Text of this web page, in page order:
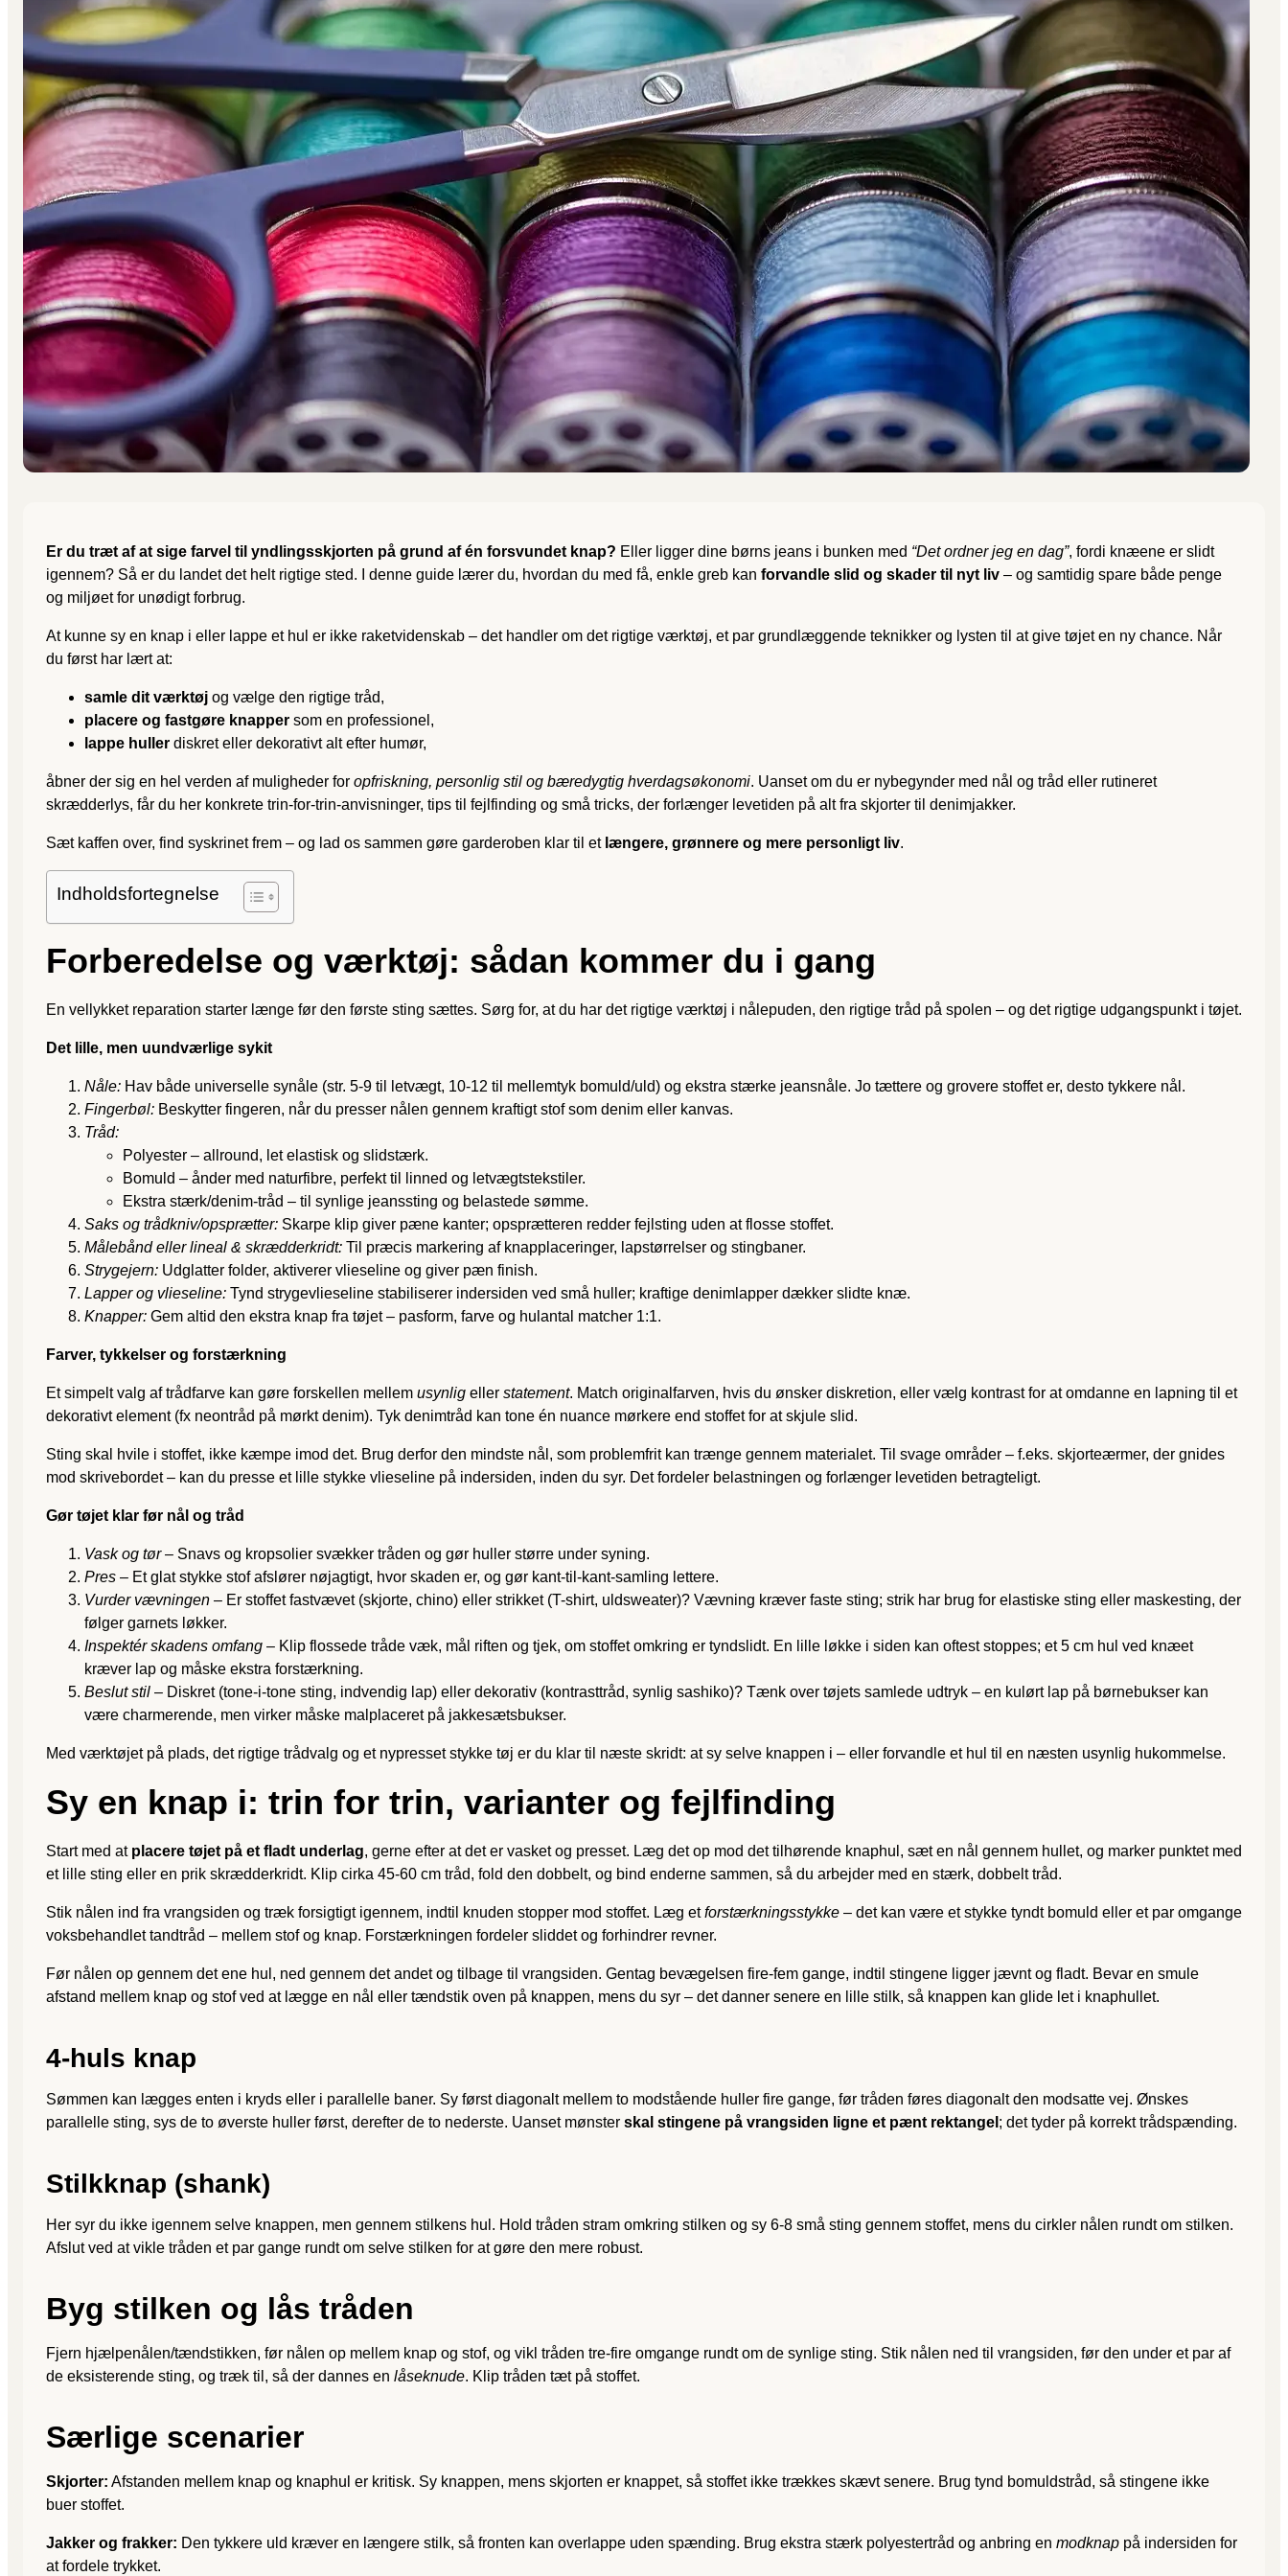
Er du træt af at sige farvel til yndlingsskjorten på grund af én forsvundet knap? Eller ligger dine børns jeans i bunken med “Det ordner jeg en dag”, fordi knæene er slidt
igennem? Så er du landet det helt rigtige sted. I denne guide lærer du, hvordan du med få, enkle greb kan forvandle slid og skader til nyt liv – og samtidig spare både penge
og miljøet for unødigt forbrug.
At kunne sy en knap i eller lappe et hul er ikke raketvidenskab – det handler om det rigtige værktøj, et par grundlæggende teknikker og lysten til at give tøjet en ny chance. Når
du først har lært at:
samle dit værktøj og vælge den rigtige tråd,
placere og fastgøre knapper som en professionel,
lappe huller diskret eller dekorativt alt efter humør,
åbner der sig en hel verden af muligheder for opfriskning, personlig stil og bæredygtig hverdagsøkonomi. Uanset om du er nybegynder med nål og tråd eller rutineret
skrædderlys, får du her konkrete trin-for-trin-anvisninger, tips til fejlfinding og små tricks, der forlænger levetiden på alt fra skjorter til denimjakker.
Sæt kaffen over, find syskrinet frem – og lad os sammen gøre garderoben klar til et længere, grønnere og mere personligt liv.
Indholdsfortegnelse
Forberedelse og værktøj: sådan kommer du i gang
En vellykket reparation starter længe før den første sting sættes. Sørg for, at du har det rigtige værktøj i nålepuden, den rigtige tråd på spolen – og det rigtige udgangspunkt i tøjet.
Det lille, men uundværlige sykit
Nåle: Hav både universelle synåle (str. 5-9 til letvægt, 10-12 til mellemtyk bomuld/uld) og ekstra stærke jeansnåle. Jo tættere og grovere stoffet er, desto tykkere nål.
Fingerbøl: Beskytter fingeren, når du presser nålen gennem kraftigt stof som denim eller kanvas.
Tråd:
Polyester – allround, let elastisk og slidstærk.
Bomuld – ånder med naturfibre, perfekt til linned og letvægtstekstiler.
Ekstra stærk/denim-tråd – til synlige jeanssting og belastede sømme.
Saks og trådkniv/opsprætter: Skarpe klip giver pæne kanter; opsprætteren redder fejl­sting uden at flosse stoffet.
Målebånd eller lineal & skrædderkridt: Til præcis markering af knapplaceringer, lapstørrelser og stingbaner.
Strygejern: Udglatter folder, aktiverer vlieseline og giver pæn finish.
Lapper og vlieseline: Tynd strygevlieseline stabiliserer indersiden ved små huller; kraftige denimlapper dækker slidte knæ.
Knapper: Gem altid den ekstra knap fra tøjet – pasform, farve og hulantal matcher 1:1.
Farver, tykkelser og forstærkning
Et simpelt valg af trådfarve kan gøre forskellen mellem usynlig eller statement. Match originalfarven, hvis du ønsker diskretion, eller vælg kontrast for at omdanne en lapning til et
dekorativt element (fx neontråd på mørkt denim). Tyk denimtråd kan tone én nuance mørkere end stoffet for at skjule slid.
Sting skal hvile i stoffet, ikke kæmpe imod det. Brug derfor den mindste nål, som problemfrit kan trænge gennem materialet. Til svage områder – f.eks. skjorteærmer, der gnides
mod skrivebordet – kan du presse et lille stykke vlieseline på indersiden, inden du syr. Det fordeler belastningen og forlænger levetiden betragteligt.
Gør tøjet klar før nål og tråd
Vask og tør– Snavs og kropsolier svækker tråden og gør huller større under syning.
Pres – Et glat stykke stof afslører nøjagtigt, hvor skaden er, og gør kant-til-kant-samling lettere.
Vurder vævningen – Er stoffet fastvævet (skjorte, chino) eller strikket (T-shirt, uldsweater)? Vævning kræver faste sting; strik har brug for elastiske sting eller maskesting, der
følger garnets løkker.
Inspektér skadens omfang – Klip flossede tråde væk, mål riften og tjek, om stoffet omkring er tyndslidt. En lille løkke i siden kan oftest stoppes; et 5 cm hul ved knæet
kræver lap og måske ekstra forstærkning.
Beslut stil – Diskret (tone-i-tone sting, indvendig lap) eller dekorativ (kontrasttråd, synlig sashiko)? Tænk over tøjets samlede udtryk – en kulørt lap på børnebukser kan
være charmerende, men virker måske malplaceret på jakkesætsbukser.
Med værktøjet på plads, det rigtige trådvalg og et nypresset stykke tøj er du klar til næste skridt: at sy selve knappen i – eller forvandle et hul til en næsten usynlig hukommelse.
Sy en knap i: trin for trin, varianter og fejlfinding
Start med at placere tøjet på et fladt underlag, gerne efter at det er vasket og presset. Læg det op mod det tilhørende knaphul, sæt en nål gennem hullet, og marker punktet med
et lille sting eller en prik skrædderkridt. Klip cirka 45-60 cm tråd, fold den dobbelt, og bind enderne sammen, så du arbejder med en stærk, dobbelt tråd.
Stik nålen ind fra vrangsiden og træk forsigtigt igennem, indtil knuden stopper mod stoffet. Læg etforstærkningsstykke – det kan være et stykke tyndt bomuld eller et par omgange
voksbehandlet tandtråd – mellem stof og knap. Forstærkningen fordeler sliddet og forhindrer revner.
Før nålen op gennem det ene hul, ned gennem det andet og tilbage til vrangsiden. Gentag bevægelsen fire-fem gange, indtil stingene ligger jævnt og fladt. Bevar en smule
afstand mellem knap og stof ved at lægge en nål eller tændstik oven på knappen, mens du syr – det danner senere en lille stilk, så knappen kan glide let i knaphullet.
4-huls knap
Sømmen kan lægges enten i kryds eller i parallelle baner. Sy først diagonalt mellem to modstående huller fire gange, før tråden føres diagonalt den modsatte vej. Ønskes
parallelle sting, sys de to øverste huller først, derefter de to nederste. Uanset mønster skal stingene på vrangsiden ligne et pænt rektangel ; det tyder på korrekt trådspænding.
Stilkknap (shank)
Her syr du ikke igennem selve knappen, men gennem stilkens hul. Hold tråden stram omkring stilken og sy 6-8 små sting gennem stoffet, mens du cirkler nålen rundt om stilken.
Afslut ved at vikle tråden et par gange rundt om selve stilken for at gøre den mere robust.
Byg stilken og lås tråden
Fjern hjælpenålen/tændstikken, før nålen op mellem knap og stof, og vikl tråden tre-fire omgange rundt om de synlige sting. Stik nålen ned til vrangsiden, før den under et par af
de eksisterende sting, og træk til, så der dannes en låseknude. Klip tråden tæt på stoffet.
Særlige scenarier
Skjorter: Afstanden mellem knap og knaphul er kritisk. Sy knappen, mens skjorten er knappet, så stoffet ikke trækkes skævt senere. Brug tynd bomuldstråd, så stingene ikke
buer stoffet.
Jakker og frakker: Den tykkere uld kræver en længere stilk, så fronten kan overlappe uden spænding. Brug ekstra stærk polyestertråd og anbring en modknap på indersiden for
at fordele trykket.